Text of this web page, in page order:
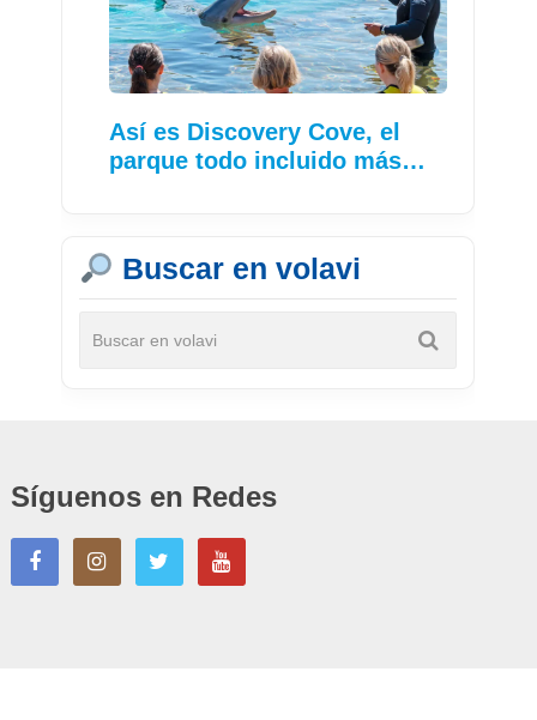
Así es Discovery Cove, el
parque todo incluido más…
Buscar en volavi
Síguenos en Redes